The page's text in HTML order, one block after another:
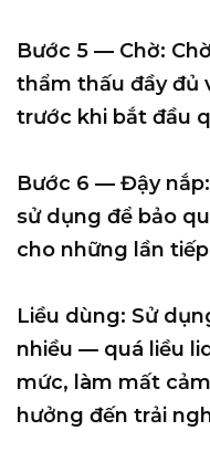
Bước 5 — Chờ: Chờ
thẩm thấu đầy đủ
trước khi bắt đầu
Bước 6 — Đậy nắp:
sử dụng để bảo
cho những lần
Liều dùng: Sử
nhiều — quá liều
mức, làm mất
hưởng đến trải